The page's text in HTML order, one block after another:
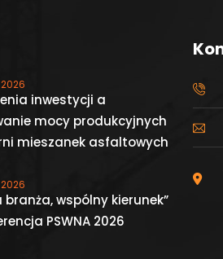
inwestycji a
mocy produkcyjnych
mieszanek asfaltowych
branża, wspólny kierunek”
PSWNA 2026